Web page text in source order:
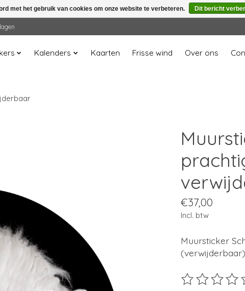
Kalenders Kaarten Frisse wind Over ons
€37,00
Incl. btw
Muursticker
De
met het gebruik van cookies om onze website te verbeteren. Dit bericht